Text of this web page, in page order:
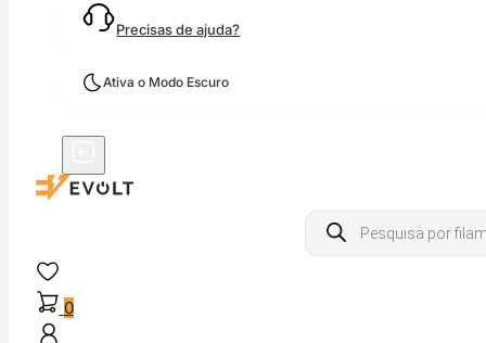
Precisas de ajuda?
Ativa o Modo Escuro
Products
search
0